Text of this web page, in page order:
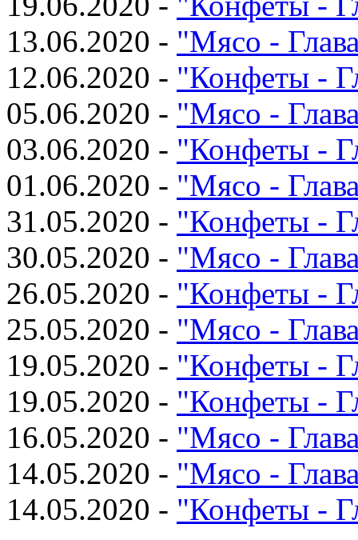
13.06.2020 - "Мясо -
12.06.2020 - "Конфеты -
05.06.2020 - "Мясо -
03.06.2020 - "Конфеты -
01.06.2020 - "Мясо -
31.05.2020 - "Конфеты -
30.05.2020 - "Мясо -
26.05.2020 - "Конфеты -
25.05.2020 - "Мясо -
19.05.2020 - "Конфеты -
19.05.2020 - "Конфеты -
16.05.2020 - "Мясо -
14.05.2020 - "Мясо -
14.05.2020 - "Конфеты -